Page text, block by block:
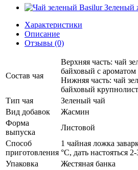
Характеристики
Описание
Отзывы (0)
Состав чая
Верхняя часть: чай
байховый с
Нижняя часть: чай
байховый
Тип чая
Зеленый чай
Вид добавок
Жасмин
Форма
выпуска
Листовой
Способ
приготовления
1 чайная ложка
°C, дать настояться
Упаковка
Жестяная банка